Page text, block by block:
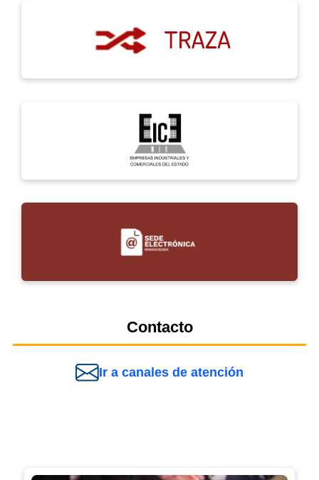
Contacto
Ir a canales de atención